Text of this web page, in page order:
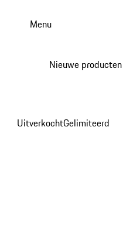
Menu
Nieuwe producten
UitverkochtGelimiteerd